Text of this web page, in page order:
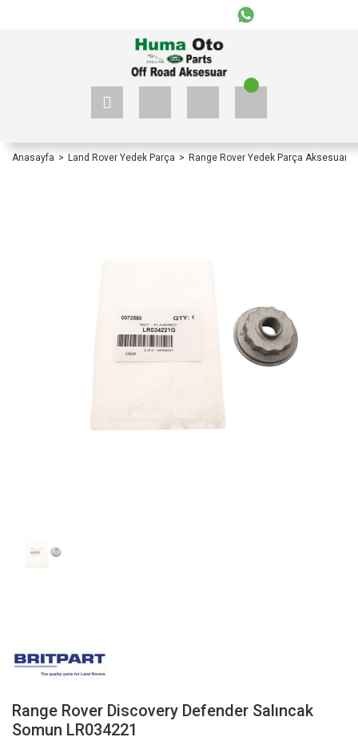
Anasayfa Land Rover Yedek Parça Range Rover Yedek Parça Aksesuar
Range Rover Discovery Defender Salıncak
Somun LR034221